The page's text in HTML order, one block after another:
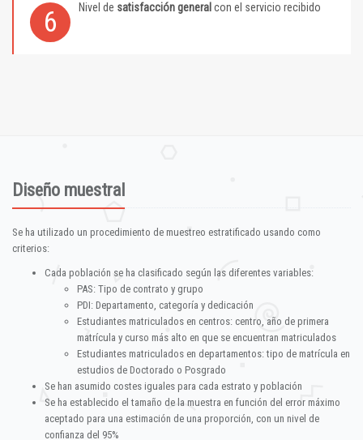
6 Nivel de satisfacción general con el servicio recibido
Diseño muestral
Se ha utilizado un procedimiento de muestreo estratificado usando como
criterios:
Cada población se ha clasificado según las diferentes variables:
PAS: Tipo de contrato y grupo
PDI: Departamento, categoría y dedicación
Estudiantes matriculados en centros: centro, año de primera
matrícula y curso más alto en que se encuentran matriculados
Estudiantes matriculados en departamentos: tipo de matrícula en
estudios de Doctorado o Posgrado
Se han asumido costes iguales para cada estrato y población
Se ha establecido el tamaño de la muestra en función del error máximo
aceptado para una estimación de una proporción, con un nivel de
confianza del 95%